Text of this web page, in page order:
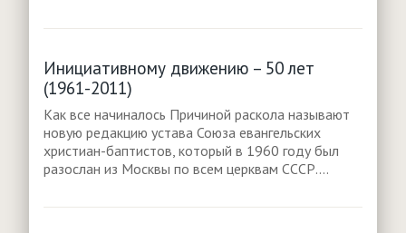
Инициативному движению – 50 лет
(1961-2011)
Как все начиналось Причиной раскола называют
новую редакцию устава Союза евангельских
христиан-баптистов, который в 1960 году был
разослан из Москвы по всем церквам СССР....